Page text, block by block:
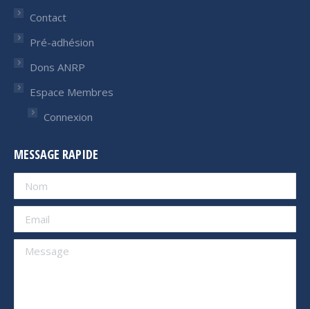
Contact
Pré-adhésion
Dons ANRP
Espace Membres
Connexion
MESSAGE RAPIDE